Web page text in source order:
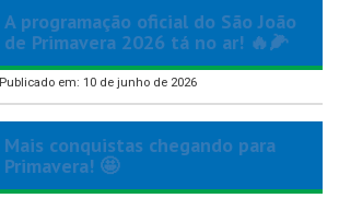
A programação oficial do São João
de Primavera 2026 tá no ar! 🔥🌽
Publicado em: 10 de junho de 2026
Mais conquistas chegando para
Primavera! 🤩